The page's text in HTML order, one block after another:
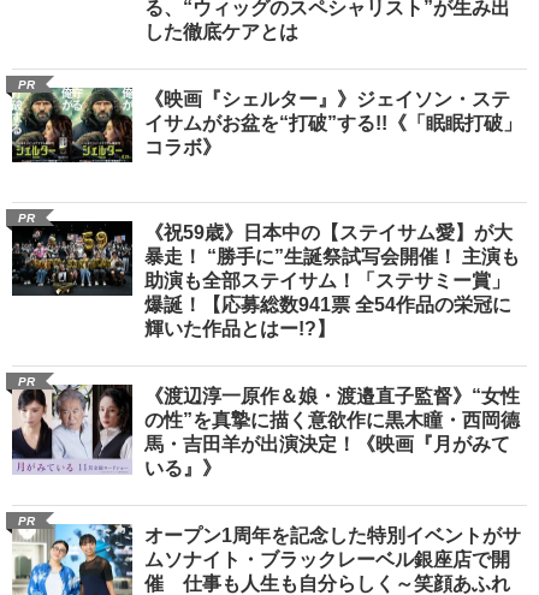
る、“ウィッグのスペシャリスト”が生み出
した徹底ケアとは
PR
《映画『シェルター』》ジェイソン・ステ
イサムがお盆を“打破”する!!《「眠眠打破」
コラボ》
PR
《祝59歳》日本中の【ステイサム愛】が大
暴走！ “勝手に”生誕祭試写会開催！ 主演も
助演も全部ステイサム！「ステサミー賞」
爆誕！【応募総数941票 全54作品の栄冠に
輝いた作品とはー!?】
PR
《渡辺淳一原作＆娘・渡邉直子監督》“女性
の性”を真摯に描く意欲作に黒木瞳・西岡德
馬・吉田羊が出演決定！《映画『月がみて
いる』》
PR
オープン1周年を記念した特別イベントがサ
ムソナイト・ブラックレーベル銀座店で開
催 仕事も人生も自分らしく～笑顔あふれ